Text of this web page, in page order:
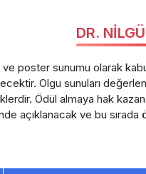
DR.
poster sunumu olarak
Olgu sunuları
Ödül almaya hak
açıklanacak ve bu